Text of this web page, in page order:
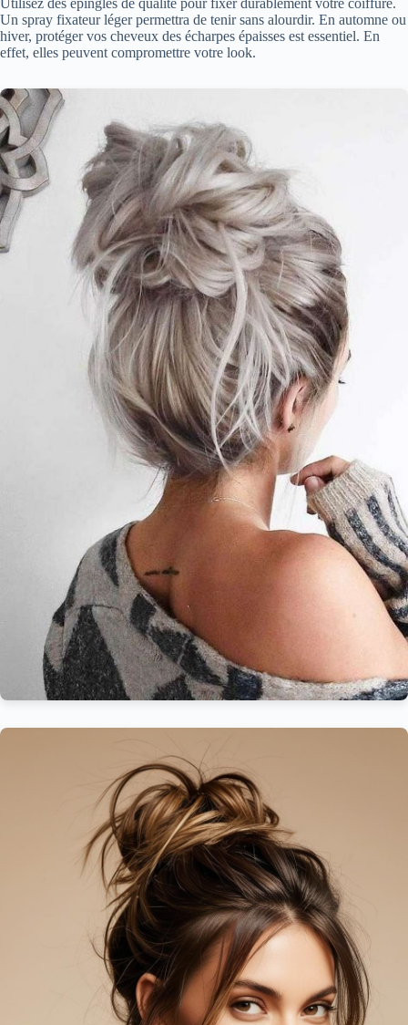
Un spray fixateur léger permettra de tenir sans alourdir. En automne ou
hiver, protéger vos cheveux des écharpes épaisses est essentiel. En
effet, elles peuvent compromettre votre look.